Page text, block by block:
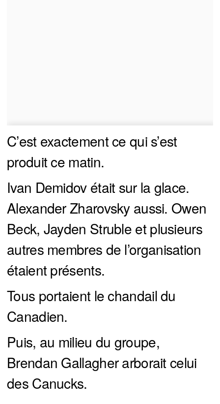
C’est exactement ce qui s’est
produit ce matin.
Ivan Demidov était sur la glace.
Alexander Zharovsky aussi. Owen
Beck, Jayden Struble et plusieurs
autres membres de l’organisation
étaient présents.
Tous portaient le chandail du
Canadien.
Puis, au milieu du groupe,
Brendan Gallagher arborait celui
des Canucks.